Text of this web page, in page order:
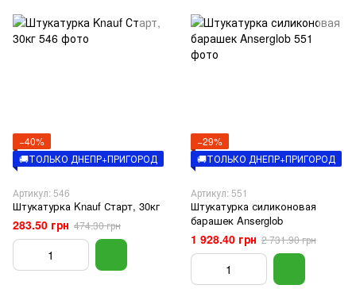
−40%
🚚ТОЛЬКО ДНЕПР+ПРИГОРОД
Артикул: 546
Штукатурка Knauf Старт, 30кг
283.50 грн 474.30 грн
−29%
🚚ТОЛЬКО ДНЕПР+ПРИГОРОД
Артикул: 551
Штукатурка силиконовая
барашек Anserglob
1 928.40 грн 2 731.90 грн